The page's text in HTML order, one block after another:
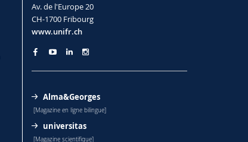
Av. de l'Europe 20
CH-1700 Fribourg
www.unifr.ch
Alma&Georges
[Magazine en ligne bilingue]
universitas
[Magazine scientifique]